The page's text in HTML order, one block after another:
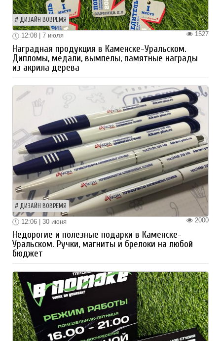
ДИЗАЙН ВОВРЕМЯ
1527
12:08 | 7 июля
Наградная продукция в Каменске-Уральском.
Дипломы, медали, вымпелы, памятные награды
из акрила дерева
ДИЗАЙН ВОВРЕМЯ
2000
12:06 | 30 июня
Недорогие и полезные подарки в Каменске-
Уральском. Ручки, магниты и брелоки на любой
бюджет